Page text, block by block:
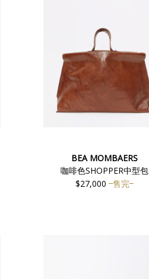
BEA MOMBAERS
咖啡色SHOPPER中型包
$27,000
售完